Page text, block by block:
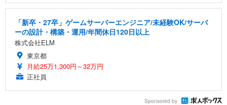
「新卒・27卒」ゲームサーバーエンジニア/未経験OK/サーバ
ーの設計・構築・運用/年間休日120日以上
株式会社ELM
東京都
月給25万1,300円～32万円
正社員
Sponsored by